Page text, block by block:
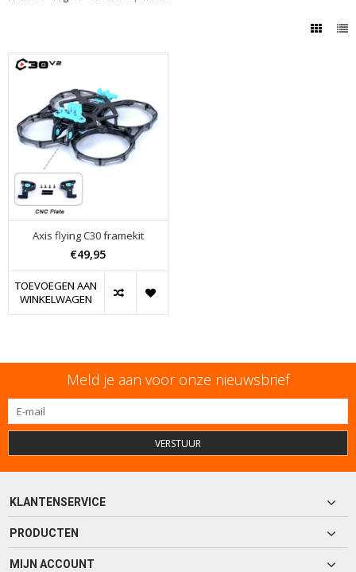
Axis flying C30 framekit
€49,95
TOEVOEGEN AAN
WINKELWAGEN
Meld je aan voor onze nieuwsbrief
VERSTUUR
KLANTENSERVICE
PRODUCTEN
MIJN ACCOUNT